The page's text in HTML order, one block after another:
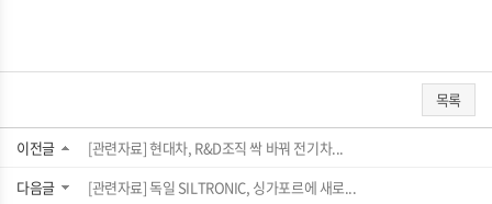
목록
이전글
[관련자료] 현대차, R&D조직 싹 바꿔 전기차...
다음글
[관련자료] 독일 SILTRONIC, 싱가포르에 새로...